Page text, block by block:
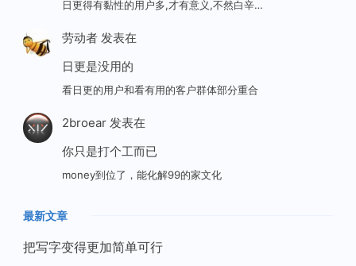
日更得有黏性的用户多,才有意义,不然白辛…
劳动者发表在
日更是没用的
看日更的用户和看有用的客户群体部分重合
2broear发表在
你只是打个工而已
money到位了，能化解99的家文化
最新文章
把写字变得更加简单可行